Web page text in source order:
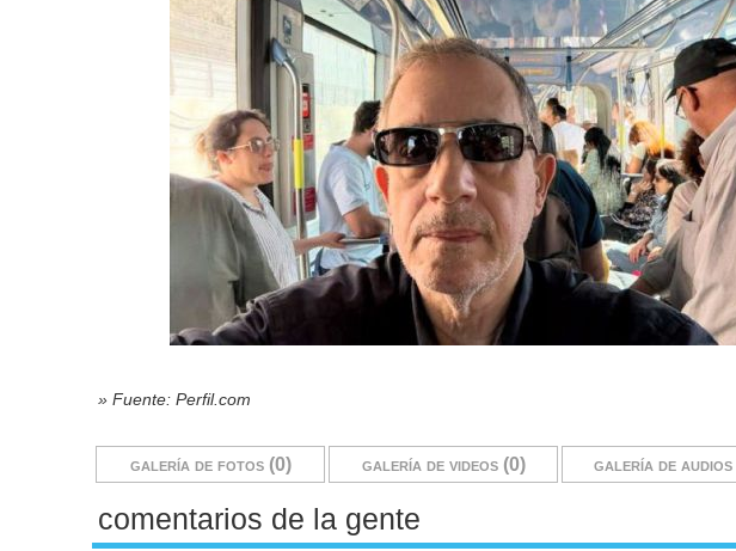
» Fuente: Perfil.com
galería de fotos (0) galería de videos (0) galería de audios
comentarios de la gente